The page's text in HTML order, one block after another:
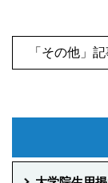
「その他」